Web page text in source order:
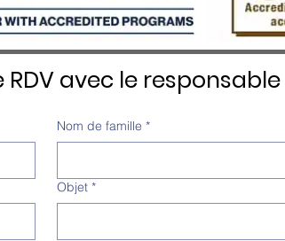
RDV avec le
Nom de famille *
Objet *